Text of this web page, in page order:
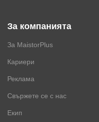
За компанията
За MaistorPlus
Кариери
Реклама
Свържете се с нас
Екип